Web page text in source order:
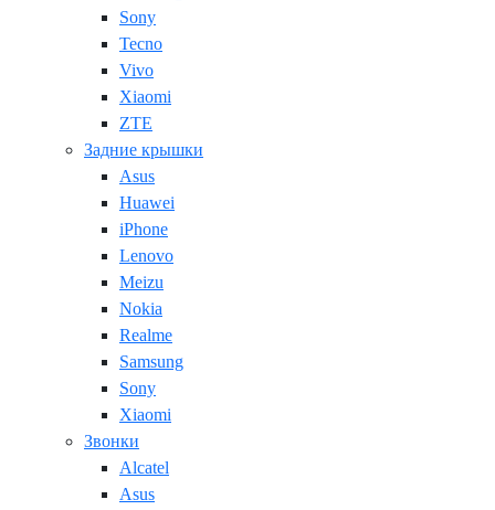
Sony
Tecno
Vivo
Xiaomi
ZTE
Задние крышки
Asus
Huawei
iPhone
Lenovo
Meizu
Nokia
Realme
Samsung
Sony
Xiaomi
Звонки
Alcatel
Asus